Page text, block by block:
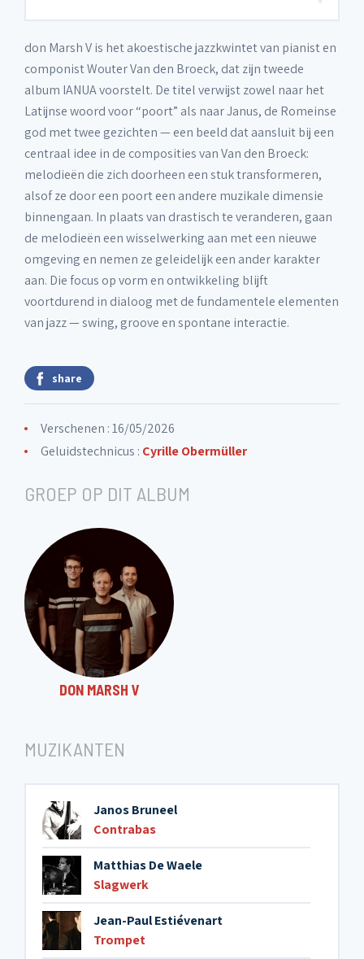
6. Helix Explicatio
7. Dogs No Fakers
8. Onanda
don Marsh V is het akoestische jazzkwintet van pianist en
componist Wouter Van den Broeck, dat zijn tweede
album IANUA voorstelt. De titel verwijst zowel naar het
Latijnse woord voor “poort” als naar Janus, de Romeinse
god met twee gezichten — een beeld dat aansluit bij een
centraal idee in de composities van Van den Broeck:
melodieën die zich doorheen een stuk transformeren,
alsof ze door een poort een andere muzikale dimensie
binnengaan. In plaats van drastisch te veranderen, gaan
de melodieën een wisselwerking aan met een nieuwe
omgeving en nemen ze geleidelijk een ander karakter
aan. Die focus op vorm en ontwikkeling blijft
voortdurend in dialoog met de fundamentele elementen
van jazz — swing, groove en spontane interactie.
share
Verschenen : 16/05/2026
Geluidstechnicus : Cyrille Obermüller
GROEP OP DIT ALBUM
DON MARSH V
MUZIKANTEN
Janos Bruneel
Contrabas
Matthias De Waele
Slagwerk
Jean-Paul Estiévenart
Trompet